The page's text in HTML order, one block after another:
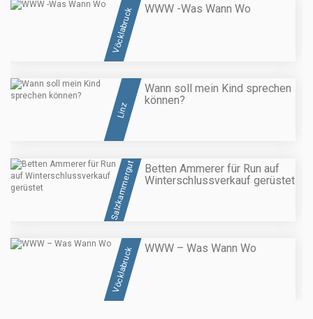
Vöcklabruck WWW -Was Wann Wo
Linz
Wann soll mein Kind sprechen
können?
Salzkammergut
Betten Ammerer für Run auf
Winterschlussverkauf gerüstet
Vöcklabruck WWW – Was Wann Wo